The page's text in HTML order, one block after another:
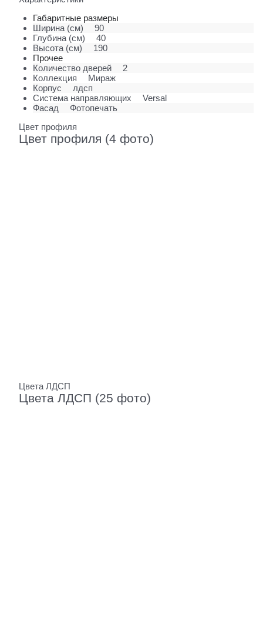
Габаритные размеры
Ширина (см)
90
Глубина (см)
40
Высота (см)
190
Прочее
Количество дверей
2
Коллекция
Мираж
Корпус
лдсп
Система направляющих
Versal
Фасад
Фотопечать
Цвет профиля
Цвет профиля (4 фото)
Цвета ЛДСП
Цвета ЛДСП (25 фото)